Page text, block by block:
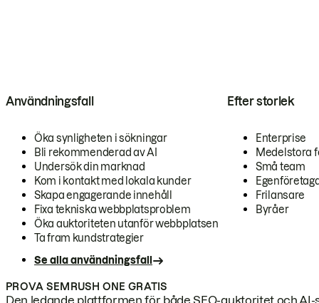
Användningsfall
Öka synligheten i sökningar
Bli rekommenderad av AI
Undersök din marknad
Kom i kontakt med lokala kunder
Skapa engagerande innehåll
Fixa tekniska webbplatsproblem
Öka auktoriteten utanför webbplatsen
Ta fram kundstrategier
Se alla användningsfall
Efter storlek
Enterprise
Medelstora
Små team
Frilansare
Byråer
PROVA SEMRUSH ONE GRATIS
Den ledande plattformen för både SEO-auktoritet och AI-